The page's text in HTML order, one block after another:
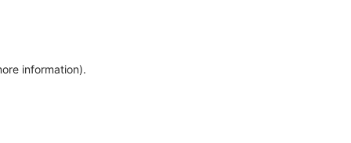
information).